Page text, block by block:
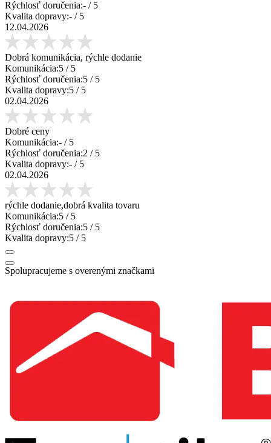
Rýchlosť doručenia:- / 5
Kvalita dopravy:- / 5
12.04.2026
Dobrá komunikácia, rýchle dodanie
Komunikácia:5 / 5
Rýchlosť doručenia:5 / 5
Kvalita dopravy:5 / 5
02.04.2026
Dobré ceny
Komunikácia:- / 5
Rýchlosť doručenia:2 / 5
Kvalita dopravy:- / 5
02.04.2026
rýchle dodanie,dobrá kvalita tovaru
Komunikácia:5 / 5
Rýchlosť doručenia:5 / 5
Kvalita dopravy:5 / 5
Spolupracujeme s overenými značkami